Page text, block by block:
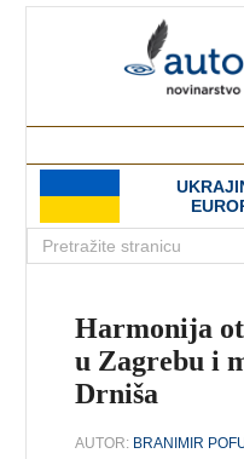
Harmonija
u Zagrebu i
Drniša
AUTOR: BRANIMIR